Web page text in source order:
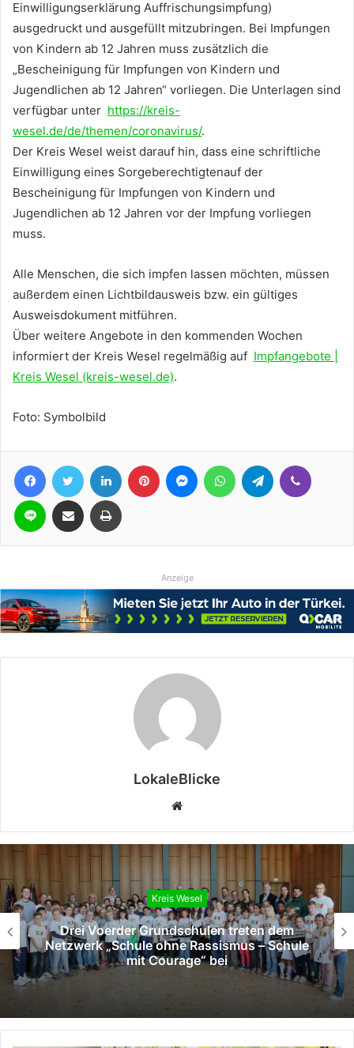
Einwilligungserklärung Auffrischungsimpfung)
ausgedruckt und ausgefüllt mitzubringen. Bei Impfungen
von Kindern ab 12 Jahren muss zusätzlich die
„Bescheinigung für Impfungen von Kindern und
Jugendlichen ab 12 Jahren“ vorliegen. Die Unterlagen sind
verfügbar unter https://kreis-
wesel.de/de/themen/coronavirus/.
Der Kreis Wesel weist darauf hin, dass eine schriftliche
Einwilligung eines Sorgeberechtigtenauf der
Bescheinigung für Impfungen von Kindern und
Jugendlichen ab 12 Jahren vor der Impfung vorliegen
muss.
Alle Menschen, die sich impfen lassen möchten, müssen
außerdem einen Lichtbildausweis bzw. ein gültiges
Ausweisdokument mitführen.
Über weitere Angebote in den kommenden Wochen
informiert der Kreis Wesel regelmäßig auf Impfangebote |
Kreis Wesel (kreis-wesel.de).
Foto: Symbolbild
FacebookTwitter LinkedIn Pinterest MessengerWhatsAppTelegram
Line Teile per E-Mail Drucken
Anzeige
LokaleBlicke
Webseite
Kreis Wesel
Drei Voerder Grundschulen treten dem
Netzwerk „Schule ohne Rassismus – Schule
mit Courage“ bei